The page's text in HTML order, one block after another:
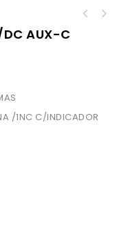
AUX-C
/1NC C/INDICADOR